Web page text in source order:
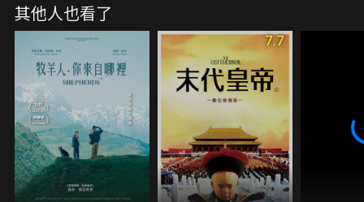
受現實的一切，現實生活卻越來越分崩離析……某日
一場意外午後，讓她選擇打開自己心門去接受時，殊
不知人生又對她開了一場大玩笑。
其他人也看了
7.7